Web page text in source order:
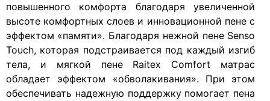
повышенного комфорта благодаря увеличенной
высоте комфортных слоев и инновационной пене с
эффектом «памяти». Благодаря нежной пене Senso
Touch, которая подстраивается под каждый изгиб
тела, и мягкой пене Raitex Comfort матрас
обладает эффектом «обволакивания». При этом
обеспечивать надежную поддержку помогает пена